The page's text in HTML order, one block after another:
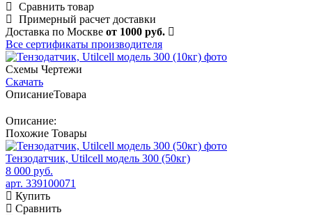
Сравнить товар
Примерный расчет доставки
Доставка по Москве от 1000 руб.
Все сертификаты производителя
Схемы Чертежи
Скачать
ОписаниеТовара
Описание:
Похожие Товары
Тензодатчик, Utilcell модель 300 (50кг)
8 000 руб.
арт. 339100071
Купить
Сравнить